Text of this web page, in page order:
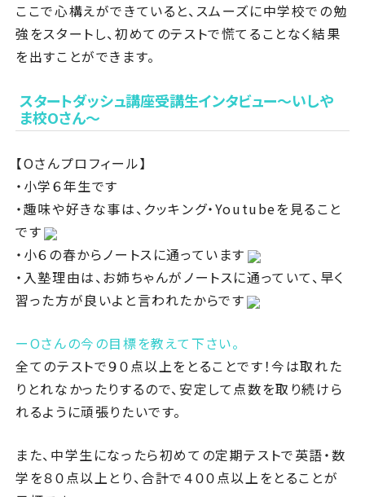
ここで心構えができていると、スムーズに中学校での勉
強をスタートし、初めてのテストで慌てることなく結果
を出すことができます。
スタートダッシュ講座受講生インタビュー～いしや
ま校Oさん～
【Oさんプロフィール】
・小学６年生です
・趣味や好きな事は、クッキング・Youtubeを見ること
です
・小６の春からノートスに通っています
・入塾理由は、お姉ちゃんがノートスに通っていて、早く
習った方が良いよと言われたからです
ーOさんの今の目標を教えて下さい。
全てのテストで９０点以上をとることです！今は取れた
りとれなかったりするので、安定して点数を取り続けら
れるように頑張りたいです。
また、中学生になったら初めての定期テストで英語・数
学を８０点以上とり、合計で４００点以上をとることが